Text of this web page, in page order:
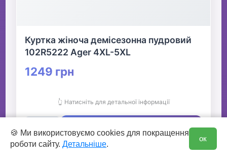
Куртка жіноча демісезонна пудровий
102R5222 Ager 4XL-5XL
1249 грн
👆 Натисніть для детальної інформації
🍪 Ми використовуємо cookies для покращення
роботи сайту. Детальніше.
ок
0